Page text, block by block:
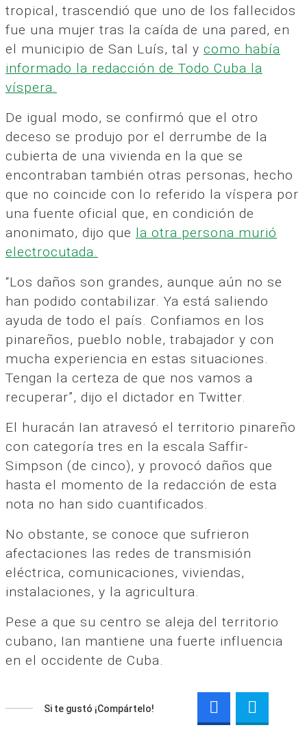
tropical, trascendió que uno de los fallecidos
fue una mujer tras la caída de una pared, en
el municipio de San Luís, tal y como había
informado la redacción de Todo Cuba la
víspera.
De igual modo, se confirmó que el otro
deceso se produjo por el derrumbe de la
cubierta de una vivienda en la que se
encontraban también otras personas, hecho
que no coincide con lo referido la víspera por
una fuente oficial que, en condición de
anonimato, dijo que la otra persona murió
electrocutada.
“Los daños son grandes, aunque aún no se
han podido contabilizar. Ya está saliendo
ayuda de todo el país. Confiamos en los
pinareños, pueblo noble, trabajador y con
mucha experiencia en estas situaciones.
Tengan la certeza de que nos vamos a
recuperar”, dijo el dictador en Twitter.
El huracán Ian atravesó el territorio pinareño
con categoría tres en la escala Saffir-
Simpson (de cinco), y provocó daños que
hasta el momento de la redacción de esta
nota no han sido cuantificados.
No obstante, se conoce que sufrieron
afectaciones las redes de transmisión
eléctrica, comunicaciones, viviendas,
instalaciones, y la agricultura.
Pese a que su centro se aleja del territorio
cubano, Ian mantiene una fuerte influencia
en el occidente de Cuba.
Si te gustó ¡Compártelo!